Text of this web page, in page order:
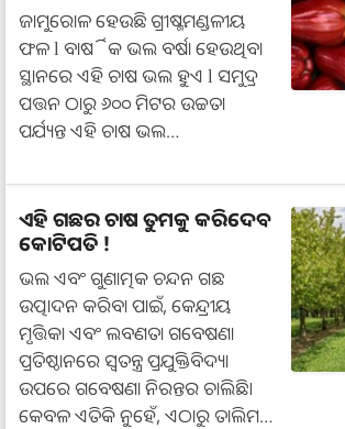
ଜାମୁରୋଳ ହେଉଛି ଗ୍ରୀଷ୍ମମଣ୍ଡଳୀୟ
ଫଳ l ବାର୍ଷିକ ଭଲ ବର୍ଷା ହେଉଥିବା
ସ୍ଥାନରେ ଏହି ଚାଷ ଭଲ ହୁଏ l ସମୁଦ୍ର
ପତ୍ତନ ଠାରୁ ୬୦୦ ମିଟର ଉଚ୍ଚତା
ପର୍ଯ୍ୟନ୍ତ ଏହି ଚାଷ ଭଲ…
ଏହି ଗଛର ଚାଷ ତୁମକୁ କରିଦେବ
କୋଟିପତି !
ଭଲ ଏବଂ ଗୁଣାତ୍ମକ ଚନ୍ଦନ ଗଛ
ଉତ୍ପାଦନ କରିବା ପାଇଁ, କେନ୍ଦ୍ରୀୟ
ମୃତ୍ତିକା ଏବଂ ଲବଣତା ଗବେଷଣା
ପ୍ରତିଷ୍ଠାନରେ ସ୍ୱତନ୍ତ୍ର ପ୍ରଯୁକ୍ତିବିଦ୍ୟା
ଉପରେ ଗବେଷଣା ନିରନ୍ତର ଚାଲିଛି।
କେବଳ ଏତିକି ନୁହେଁ, ଏଠାରୁ ତାଲିମ…